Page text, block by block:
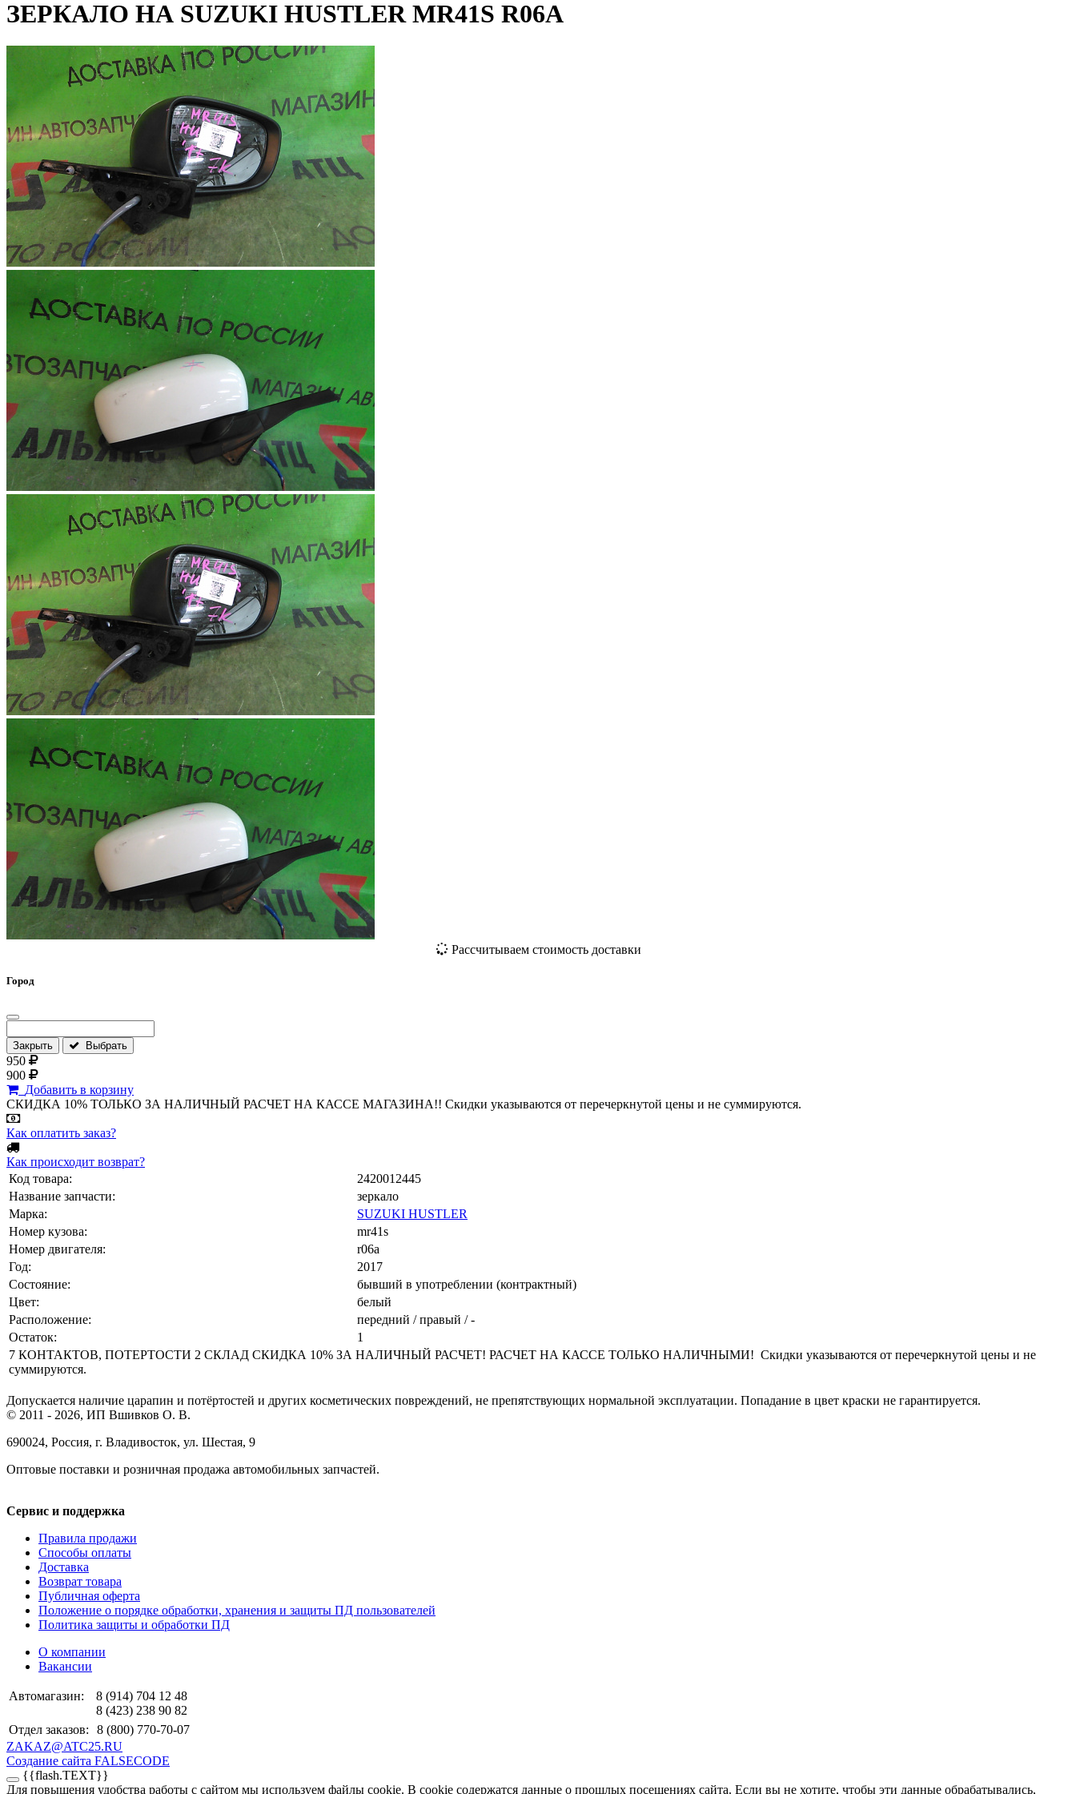
ЗЕРКАЛО НА SUZUKI HUSTLER MR41S R06A
Рассчитываем стоимость доставки
Город
Закрыть Выбрать
950
900
Добавить в корзину
СКИДКА 10% ТОЛЬКО ЗА НАЛИЧНЫЙ РАСЧЕТ НА КАССЕ МАГАЗИНА!! Скидки указываются от перечеркнутой цены и не суммируются.
Как оплатить заказ?
Как происходит возврат?
Код товара:
2420012445
Название запчасти:
зеркало
Марка:
SUZUKI HUSTLER
Номер кузова:
mr41s
Номер двигателя:
r06a
Год:
2017
Состояние:
бывший в употреблении (контрактный)
Цвет:
белый
Расположение:
передний / правый / -
Остаток:
1
7 КОНТАКТОВ, ПОТЕРТОСТИ 2 СКЛАД СКИДКА 10% ЗА НАЛИЧНЫЙ РАСЧЕТ! РАСЧЕТ НА КАССЕ ТОЛЬКО НАЛИЧНЫМИ! Скидки указываются от перечеркнутой цены и не
суммируются.
Допускается наличие царапин и потёртостей и других косметических повреждений, не препятствующих нормальной эксплуатации. Попадание в цвет краски не гарантируется.
© 2011 - 2026, ИП Вшивков О. В.
690024, Россия, г. Владивосток, ул. Шестая, 9
Оптовые поставки и розничная продажа автомобильных запчастей.
Сервис и поддержка
Правила продажи
Способы оплаты
Доставка
Возврат товара
Публичная оферта
Положение о порядке обработки, хранения и защиты ПД пользователей
Политика защиты и обработки ПД
О компании
Вакансии
Автомагазин:
8 (914) 704 12 48
8 (423) 238 90 82
Отдел заказов:
8 (800) 770-70-07
ZAKAZ@ATC25.RU
Создание сайта FALSECODE
{{flash.TEXT}}
Для повышения удобства работы с сайтом мы используем файлы cookie. В cookie содержатся данные о прошлых посещениях сайта. Если вы не хотите, чтобы эти данные обрабатывались,